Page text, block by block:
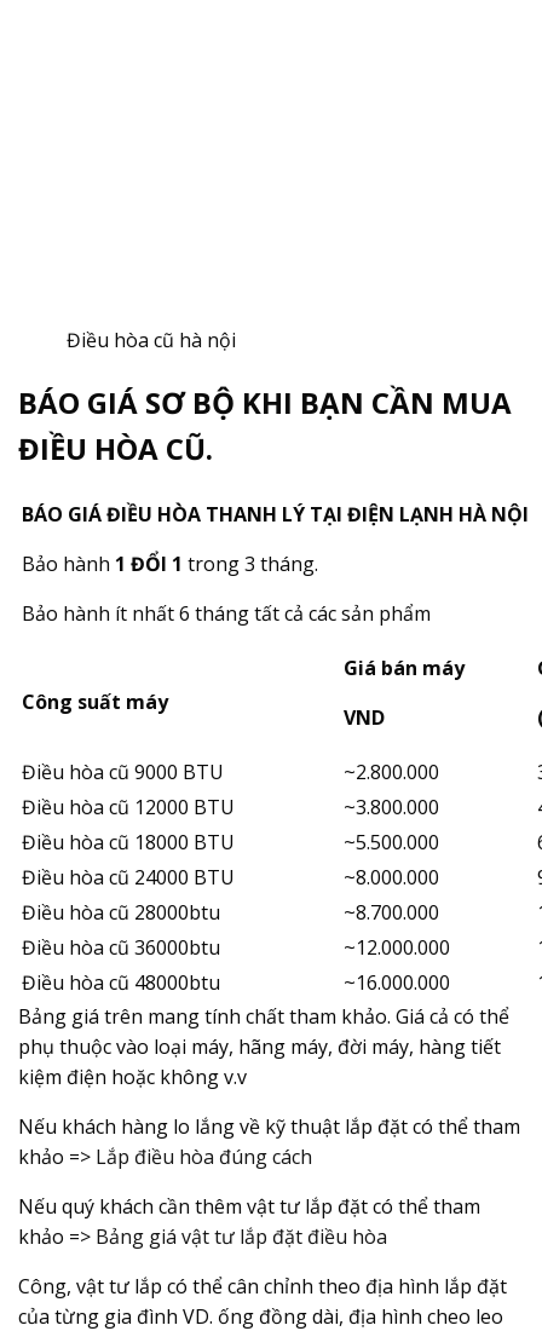
Điều hòa cũ hà nội
BÁO GIÁ SƠ BỘ KHI BẠN CẦN MUA
ĐIỀU HÒA CŨ.
BÁO GIÁ ĐIỀU HÒA THANH LÝ TẠI ĐIỆN LẠNH HÀ NỘI
Bảo hành 1 ĐỔI 1 trong 3 tháng.
Bảo hành ít nhất 6 tháng tất cả các sản phẩm
Công suất máy
Giá bán máy
VND
Điều hòa cũ 9000 BTU ~2.800.000
Điều hòa cũ 12000 BTU
~3.800.000
Điều hòa cũ 18000 BTU
~5.500.000
Điều hòa cũ 24000 BTU
~8.000.000
Điều hòa cũ 28000btu
~8.700.000
Điều hòa cũ 36000btu
~12.000.000
Điều hòa cũ 48000btu
~16.000.000
Bảng giá trên mang tính chất tham khảo. Giá cả có thể
phụ thuộc vào loại máy, hãng máy, đời máy, hàng tiết
kiệm điện hoặc không v.v
Nếu khách hàng lo lắng về kỹ thuật lắp đặt có thể tham
khảo => Lắp điều hòa đúng cách
Nếu quý khách cần thêm vật tư lắp đặt có thể tham
khảo => Bảng giá vật tư lắp đặt điều hòa
Công, vật tư lắp có thể cân chỉnh theo địa hình lắp đặt
của từng gia đình VD. ống đồng dài, địa hình cheo leo